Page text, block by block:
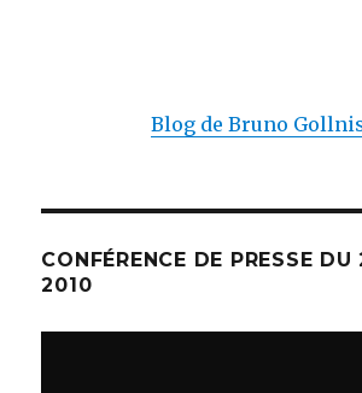
Blog de Bruno
CONFÉRENCE DE PRESSE
2010